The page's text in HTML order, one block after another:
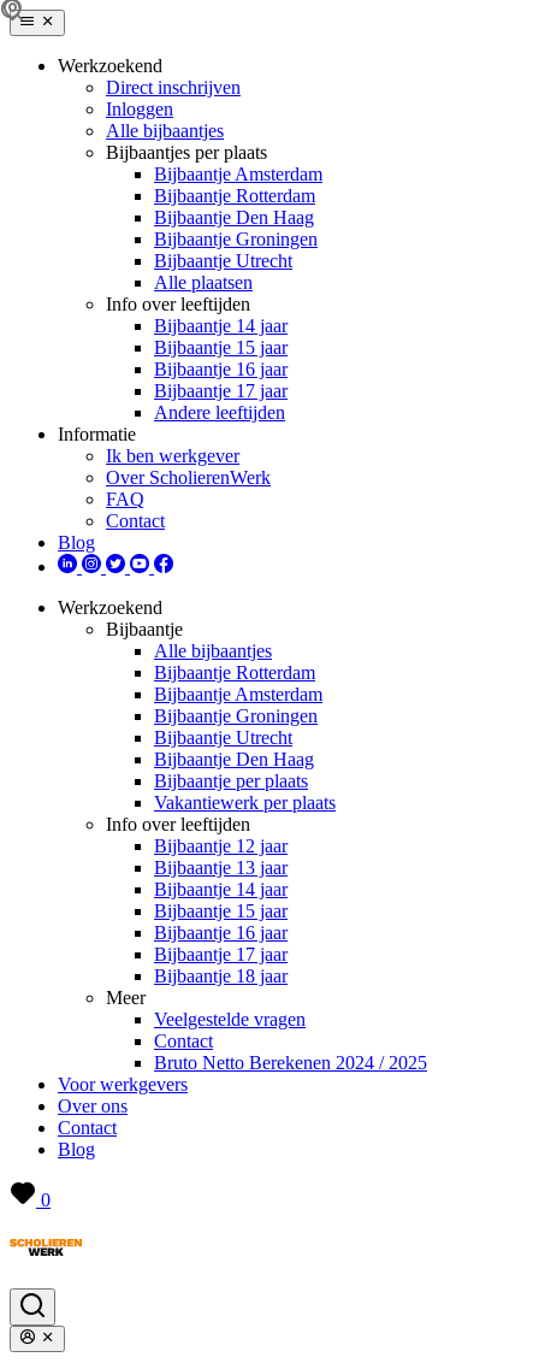
Werkzoekend
Direct inschrijven
Inloggen
Alle bijbaantjes
Bijbaantjes per plaats
Bijbaantje Amsterdam
Bijbaantje Rotterdam
Bijbaantje Den Haag
Bijbaantje Groningen
Bijbaantje Utrecht
Alle plaatsen
Info over leeftijden
Bijbaantje 14 jaar
Bijbaantje 15 jaar
Bijbaantje 16 jaar
Bijbaantje 17 jaar
Andere leeftijden
Informatie
Ik ben werkgever
Over ScholierenWerk
FAQ
Contact
Blog
Werkzoekend
Bijbaantje
Alle bijbaantjes
Bijbaantje Rotterdam
Bijbaantje Amsterdam
Bijbaantje Groningen
Bijbaantje Utrecht
Bijbaantje Den Haag
Bijbaantje per plaats
Vakantiewerk per plaats
Info over leeftijden
Bijbaantje 12 jaar
Bijbaantje 13 jaar
Bijbaantje 14 jaar
Bijbaantje 15 jaar
Bijbaantje 16 jaar
Bijbaantje 17 jaar
Bijbaantje 18 jaar
Meer
Veelgestelde vragen
Contact
Bruto Netto Berekenen 2024 / 2025
Voor werkgevers
Over ons
Contact
Blog
0